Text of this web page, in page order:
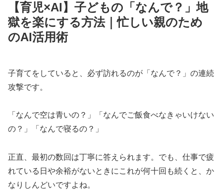
【育児×AI】子どもの「なんで？」地
獄を楽にする方法｜忙しい親のため
のAI活用術
子育てをしていると、必ず訪れるのが「なんで？」の連続
攻撃です。
「なんで空は青いの？」「なんでご飯食べなきゃいけない
の？」「なんで寝るの？」
正直、最初の数回は丁寧に答えられます。でも、仕事で疲
れている日や余裕がないときにこれが何十回も続くと、か
なりしんどいですよね。